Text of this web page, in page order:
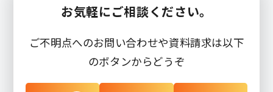
お気軽にご相談ください。
ご不明点へのお問い合わせや資料請求は以下
のボタンからどうぞ